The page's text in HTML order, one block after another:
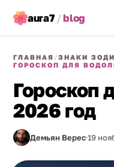
aura7 /blog
ГЛАВНАЯ /ЗНАКИ
ГОРОСКОП ДЛЯ
Гороскоп
2026 год
Демьян Верес19